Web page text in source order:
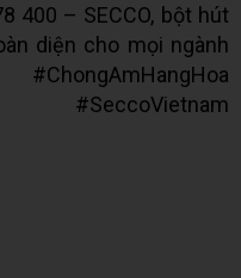
400 – SECCO, bột hút
diện cho mọi ngành
#SeccoVietnam